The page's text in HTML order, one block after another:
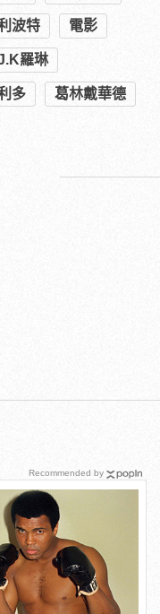
波特 電影
羅琳
多 葛林戴華德
Recommended by